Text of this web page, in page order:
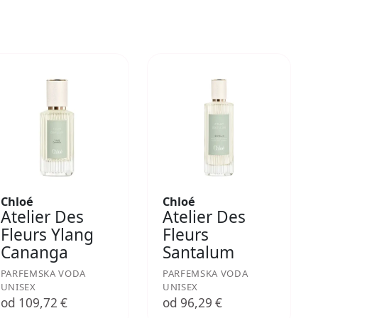
Chloé
Atelier Des
Fleurs Ylang
Cananga
PARFEMSKA VODA
UNISEX
od 109,72 €
Chloé
Atelier Des
Fleurs
Santalum
PARFEMSKA VODA
UNISEX
od 96,29 €